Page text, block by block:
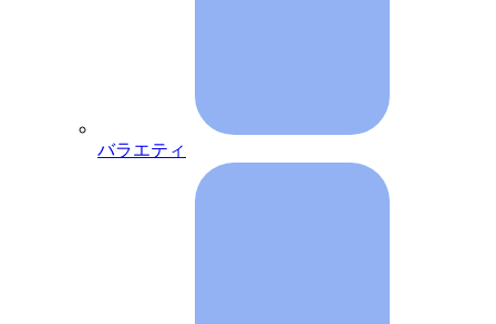
バラエティ